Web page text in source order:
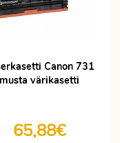
Canon 731
musta värikasetti
65,88€